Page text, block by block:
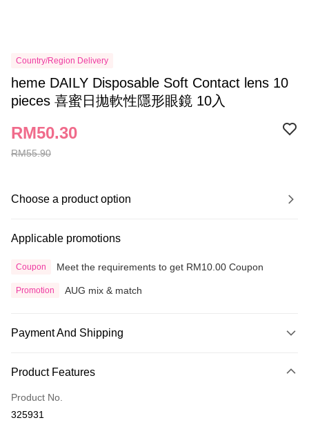
Country/Region Delivery
heme DAILY Disposable Soft Contact lens 10
pieces 喜蜜日拋軟性隱形眼鏡 10入
RM55.90
RM50.30
Choose a product option
Applicable promotions
Coupon Meet the requirements to get RM10.00 Coupon
Promotion AUG mix & match
Payment And Shipping
Credit Card
Online Banking
More info
Product Features
Product No.
325931